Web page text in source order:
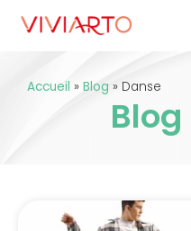
Accueil » Blog » Danse
Blog